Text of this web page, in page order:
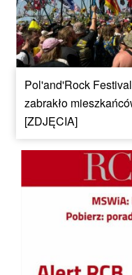
Pol'and'Rock
zabrakło
[ZDJĘCIA]